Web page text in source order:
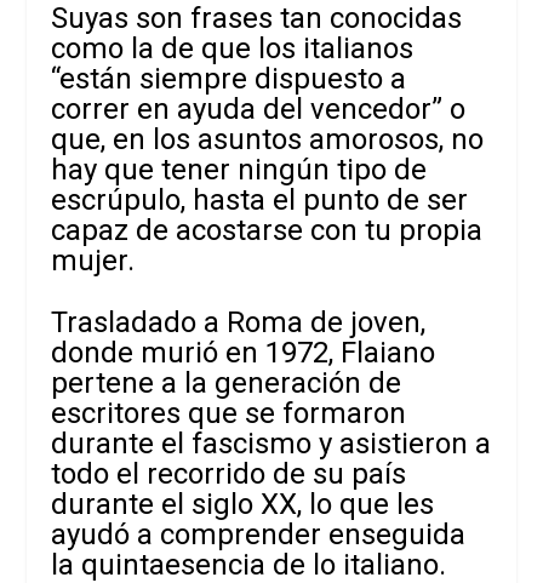
Suyas son frases tan conocidas
como la de que los italianos
“están siempre dispuesto a
correr en ayuda del vencedor” o
que, en los asuntos amorosos, no
hay que tener ningún tipo de
escrúpulo, hasta el punto de ser
capaz de acostarse con tu propia
mujer.
Trasladado a Roma de joven,
donde murió en 1972, Flaiano
pertene a la generación de
escritores que se formaron
durante el fascismo y asistieron a
todo el recorrido de su país
durante el siglo XX, lo que les
ayudó a comprender enseguida
la quintaesencia de lo italiano.